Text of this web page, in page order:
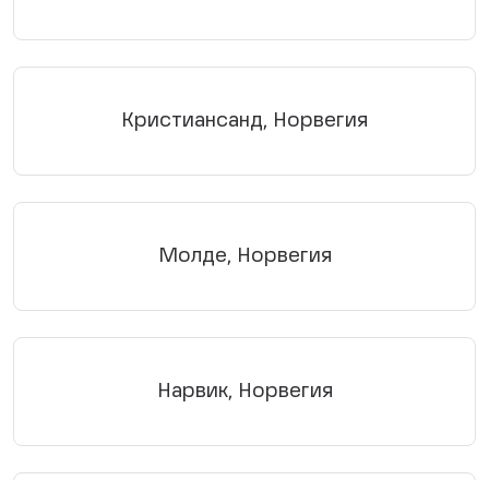
Кристиансанд, Норвегия
Молде, Норвегия
Нарвик, Норвегия